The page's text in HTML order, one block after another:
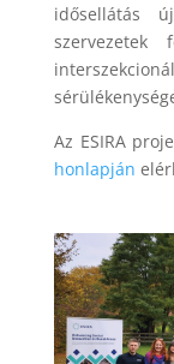
idősellátás
szervezetek
Az ESIRA
honlapján